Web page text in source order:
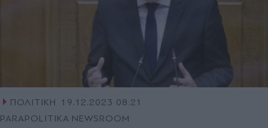
ΠΟΛΙΤΙΚΗ
19.12.2023 08:21
PARAPOLITIKA NEWSROOM